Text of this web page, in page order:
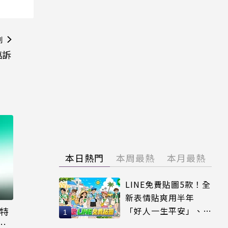
本日熱門 本周最熱 本月最熱
LINE免費貼圖5款！全
新表情貼爽用半年
「好人一生平安」、